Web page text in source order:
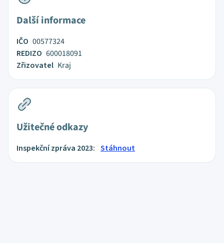
Další informace
IČO 00577324
REDIZO 600018091
Zřizovatel Kraj
Užitečné odkazy
Inspekční zpráva 2023: Stáhnout